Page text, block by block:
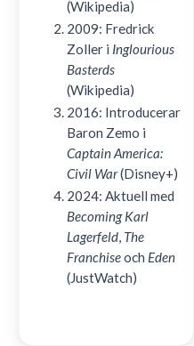
(Wikipedia)
2009: Fredrick
Zoller i Inglourious
Basterds
(Wikipedia)
2016: Introducerar
Baron Zemo i
Captain America:
Civil War(Disney+)
2024: Aktuell med
Becoming Karl
Lagerfeld, The
Franchiseoch Eden
(JustWatch)